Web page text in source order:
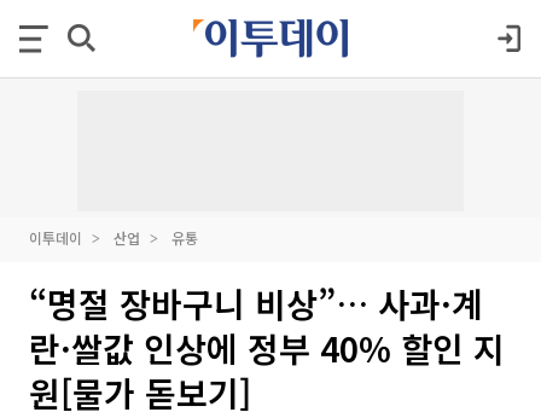
이투데이 산업 유통
“명절 장바구니 비상”… 사과·계
란·쌀값 인상에 정부 40% 할인 지
원[물가 돋보기]